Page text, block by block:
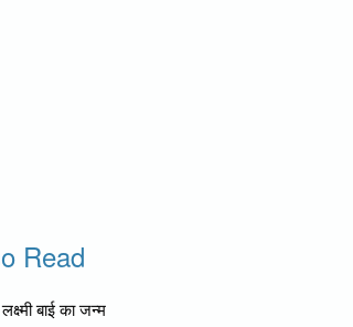
Read
लक्ष्मी बाई का जन्म